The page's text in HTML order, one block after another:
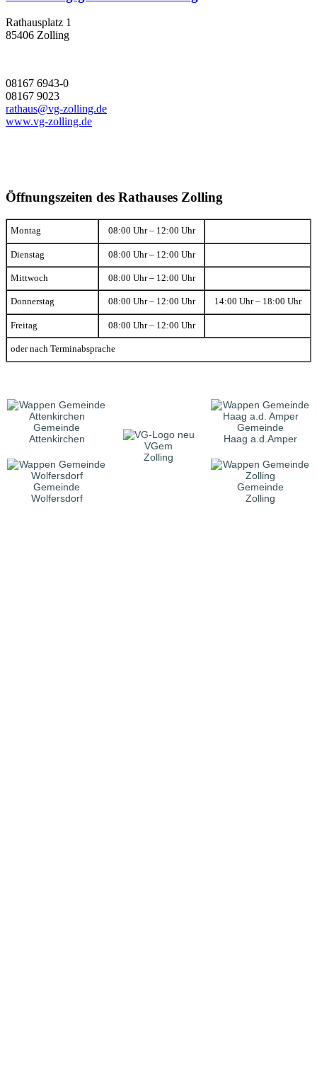
Rathausplatz 1
85406 Zolling
08167 6943-0
08167 9023
rathaus@vg-zolling.de
www.vg-zolling.de
Öffnungszeiten des Rathauses Zolling
Montag 08:00 Uhr – 12:00 Uhr
Dienstag 08:00 Uhr – 12:00 Uhr
Mittwoch 08:00 Uhr – 12:00 Uhr
Donnerstag 08:00 Uhr – 12:00 Uhr 14:00 Uhr – 18:00 Uhr
Freitag 08:00 Uhr – 12:00 Uhr
oder nach Terminabsprache
Gemeinde
Attenkirchen
VGem
Zolling
Gemeinde
Haag a.d.Amper
Gemeinde
Wolfersdorf
Gemeinde
Zolling